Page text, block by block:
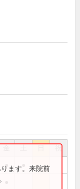
祝
●ます。来院前